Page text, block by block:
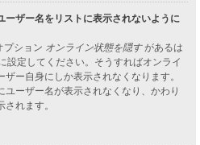
ーザー名をリストに表示されないように
プション オンライン状態を隠すがあるは
設定してください。そうすればオンライ
ー自身にしか表示されなくなります。
ユーザー名が表示されなくなり、かわり
れます。